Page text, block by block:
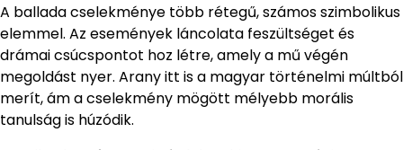
A ballada cselekménye több rétegű, számos szimbolikus
elemmel. Az események láncolata feszültséget és
drámai csúcspontot hoz létre, amely a mű végén
megoldást nyer. Arany itt is a magyar történelmi múltból
merít, ám a cselekmény mögött mélyebb morális
tanulság is húzódik.